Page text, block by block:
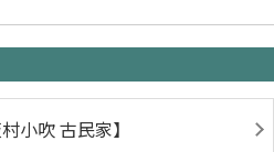
小吹 古民家】